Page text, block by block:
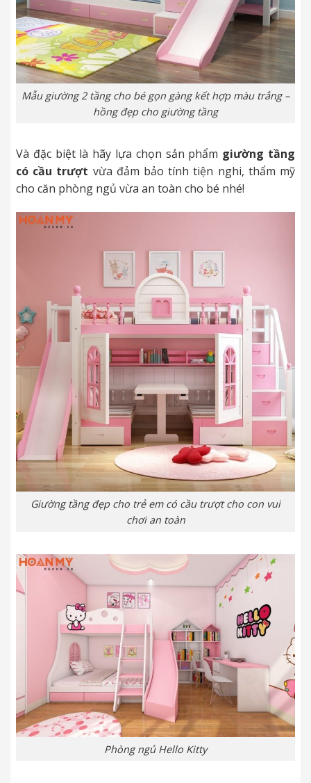
Mẫu giường 2 tầng cho bé gọn gàng kết hợp màu trắng –
hồng đẹp cho giường tầng
Và đặc biệt là hãy lựa chọn sản phẩm giường tầng
có cầu trượt vừa đảm bảo tính tiện nghi, thẩm mỹ
cho căn phòng ngủ vừa an toàn cho bé nhé!
Giường tầng đẹp cho trẻ em có cầu trượt cho con vui
chơi an toàn
Phòng ngủ Hello Kitty